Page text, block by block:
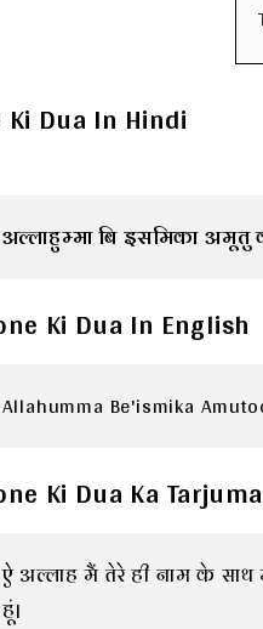
Ki Dua In Hindi
अल्लाहुम्मा बि इसमिका अमूतु
Ki Dua In English
Allahumma Be'ismika
Ki Dua Ka Tarjuma
ऐ अल्लाह मैं तेरे ही नाम के साथ
हूं।